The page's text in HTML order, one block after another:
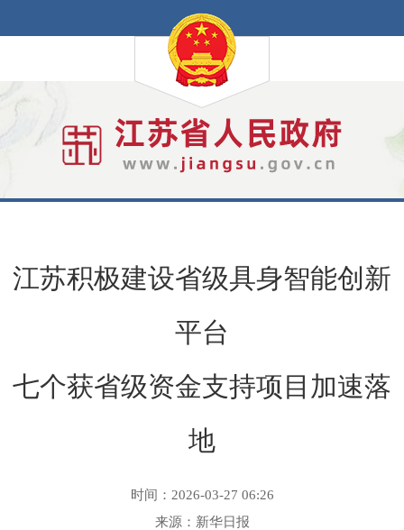
江苏积极建设省级具身智能创新
平台
七个获省级资金支持项目加速落
地
时间：2026-03-27 06:26
来源：新华日报